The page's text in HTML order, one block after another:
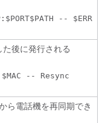
-- $ERR
後に発行される
$MAC -- Resync
ら電話機を再同期でき